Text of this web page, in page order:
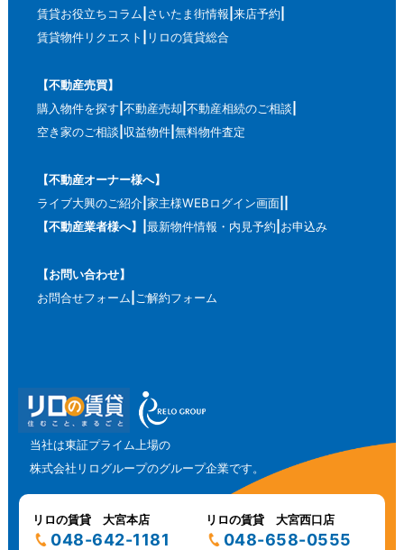
賃貸お役立ちコラム さいたま街情報 来店予約
賃貸物件リクエスト
リロの賃貸総合
【不動産売買】
購入物件を探す 不動産売却 不動産相続のご相談
空き家のご相談 収益物件 無料物件査定
【不動産オーナー様へ】
ライブ大興のご紹介 家主様WEBログイン画面
【不動産業者様へ】
最新物件情報・内見予約 お申込み
【お問い合わせ】
お問合せフォーム ご解約フォーム
当社は東証プライム上場の
株式会社リログループのグループ企業です。
リロの賃貸 大宮本店
048-642-1181
リロの賃貸 大宮西口店
048-658-0555